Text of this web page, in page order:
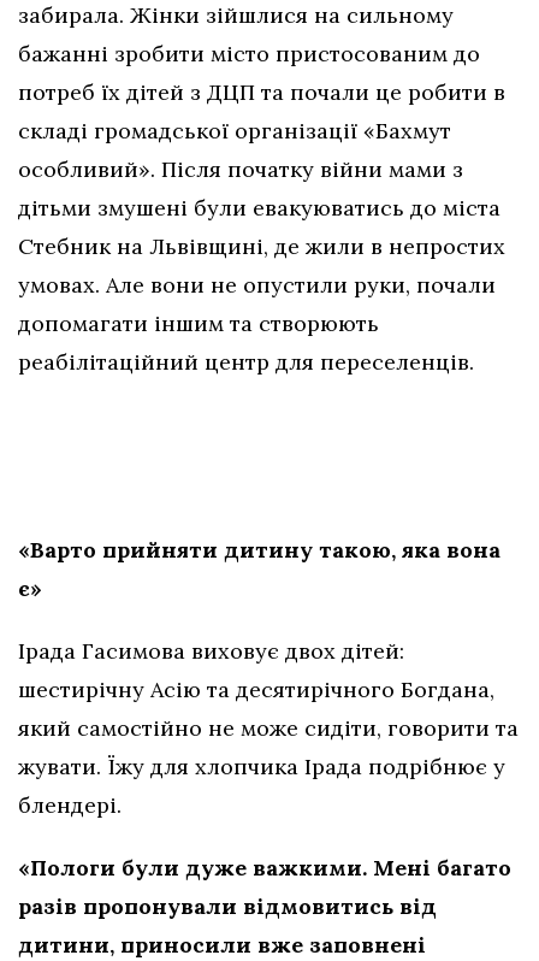
забирала. Жінки зійшлися на сильному
бажанні зробити місто пристосованим до
потреб їх дітей з ДЦП та почали це робити в
складі громадської організації «Бахмут
особливий». Після початку війни мами з
дітьми змушені були евакуюватись до міста
Стебник на Львівщині, де жили в непростих
умовах. Але вони не опустили руки, почали
допомагати іншим та створюють
реабілітаційний центр для переселенців.
«Варто прийняти дитину такою, яка вона
є»
Ірада Гасимова виховує двох дітей:
шестирічну Асію та десятирічного Богдана,
який самостійно не може сидіти, говорити та
жувати. Їжу для хлопчика Ірада подрібнює у
блендері.
«Пологи були дуже важкими. Мені багато
разів пропонували відмовитись від
дитини, приносили вже заповнені